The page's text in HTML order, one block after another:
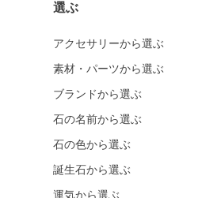
選ぶ
アクセサリーから選ぶ
素材・パーツから選ぶ
ブランドから選ぶ
石の名前から選ぶ
石の色から選ぶ
誕生石から選ぶ
運気から選ぶ